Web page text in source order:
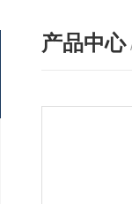
产品中心